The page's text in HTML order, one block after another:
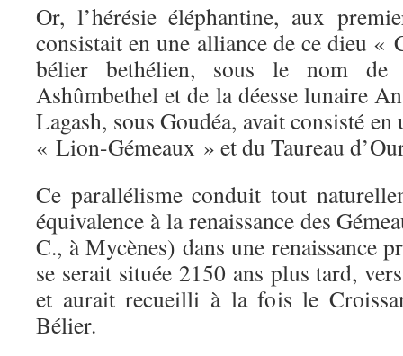
Or, l’hérésie éléphantine, aux
consistait en une alliance de ce dieu «
bélier bethélien, sous le nom de
Ashûmbethel et de la déesse lunaire
Lagash, sous Goudéa, avait consisté
« Lion-Gémeaux » et du Taureau
Ce parallélisme conduit tout
équivalence à la renaissance des
C., à Mycènes) dans une renaissance
se serait située 2150 ans plus tard,
et aurait recueilli à la fois le
Bélier.